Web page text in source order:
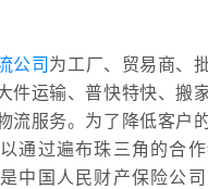
公司 为工厂、贸易商、
件运输、普快特快、搬
流服务。为了降低客户
通过遍布珠三角的合
中国人民财产保险公